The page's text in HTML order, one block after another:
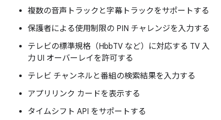
複数の音声トラックと字幕トラックをサポートする
保護者による使用制限の PIN チャレンジを入力する
テレビの標準規格（HbbTV など）に対応する TV 入
力 UI オーバーレイを許可する
テレビ チャンネルと番組の検索結果を入力する
アプリリンク カードを表示する
タイムシフト API をサポートする